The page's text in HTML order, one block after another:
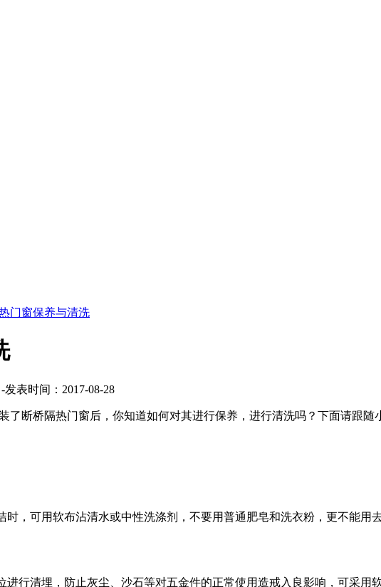
门窗保养与清洗
-发表时间：2017-08-28
了断桥隔热门窗后，你知道如何对其进行保养，进行清洗吗？下面请跟随
时，可用软布沾清水或中性洗涤剂，不要用普通肥皂和洗衣粉，更不能
行清埋，防止灰尘、沙石等对五金件的正常使用造戒入良影响，可采用